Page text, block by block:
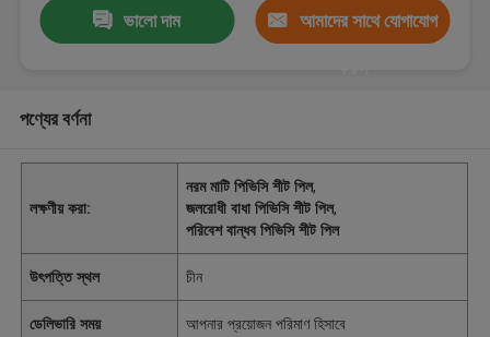
ভালো দাম আমাদের সাথে যোগাযোগ
পণ্যের বর্ণনা
লক্ষণীয় করা:
নরম মাটি পিভিসি শীট পিল,
জলরোধী বাধা পিভিসি শীট পিল,
পরিবেশ বান্ধব পিভিসি শীট পিল
উৎপত্তি স্থল চীন
ডেলিভারি সময় আপনার প্রয়োজন পরিমাণ হিসাবে